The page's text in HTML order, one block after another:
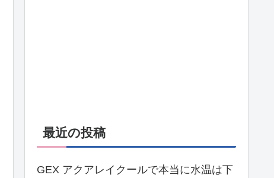
最近の投稿
GEX アクアレイクールで本当に水温は下